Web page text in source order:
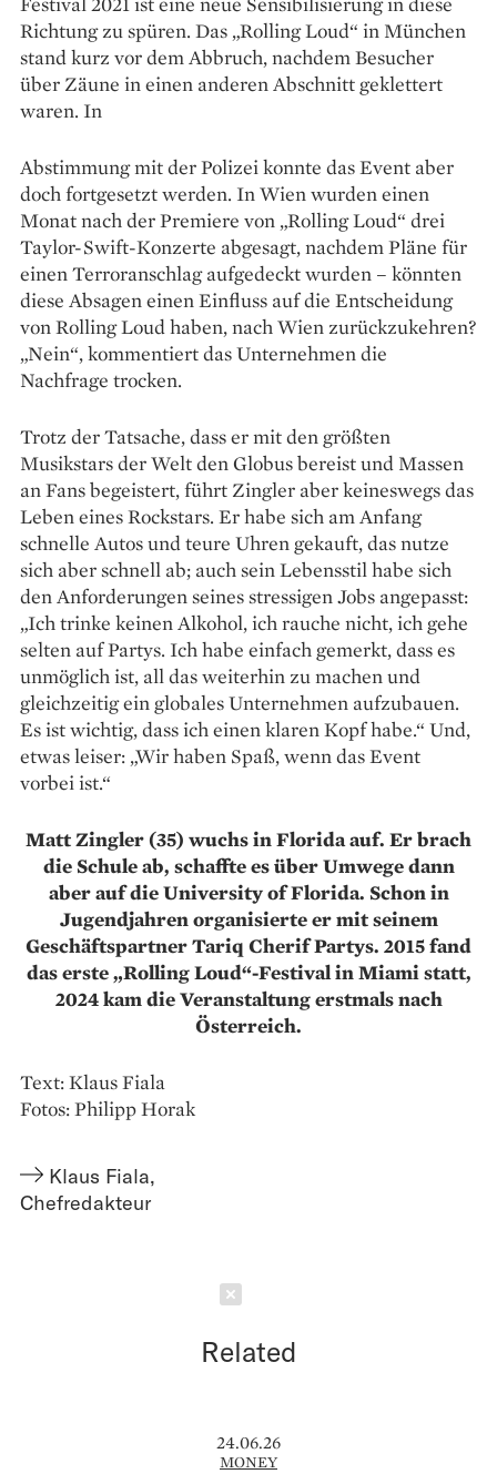
Richtung zu spüren. Das „Rolling Loud“ in München
stand kurz vor dem Abbruch, nachdem Besucher
über Zäune in einen anderen Abschnitt geklettert
waren. In
Abstimmung mit der Polizei konnte das Event aber
doch fortgesetzt werden. In Wien wurden einen
Monat nach der Premiere von „Rolling Loud“ drei
Taylor-Swift-Konzerte abgesagt, nachdem Pläne für
einen Terroranschlag aufgedeckt wurden – könnten
diese Absagen einen Einfluss auf die Entscheidung
von Rolling Loud haben, nach Wien zurückzukehren?
„Nein“, kommentiert das Unternehmen die
Nachfrage trocken.
Trotz der Tatsache, dass er mit den größten
Musikstars der Welt den Globus bereist und Massen
an Fans begeistert, führt Zingler aber keineswegs das
Leben eines Rockstars. Er habe sich am Anfang
schnelle Autos und teure Uhren gekauft, das nutze
sich aber schnell ab; auch sein Lebensstil habe sich
den Anforderungen seines stressigen Jobs angepasst:
„Ich trinke keinen Alkohol, ich rauche nicht, ich gehe
selten auf Partys. Ich habe einfach gemerkt, dass es
unmöglich ist, all das weiterhin zu machen und
gleichzeitig ein globales Unternehmen aufzubauen.
Es ist wichtig, dass ich einen klaren Kopf habe.“ Und,
etwas leiser: „Wir haben Spaß, wenn das Event
vorbei ist.“
Matt Zingler (35) wuchs in Florida auf. Er brach
die Schule ab, schaffte es über Umwege dann
aber auf die University of Florida. Schon in
Jugendjahren organisierte er mit seinem
Geschäftspartner Tariq Cherif Partys. 2015 fand
das erste „Rolling Loud“-Festival in Miami statt,
2024 kam die Veranstaltung erstmals nach
Österreich.
Text: Klaus Fiala
Fotos: Philipp Horak
Klaus Fiala,
Chefredakteur
Related
24.06.26
MONEY